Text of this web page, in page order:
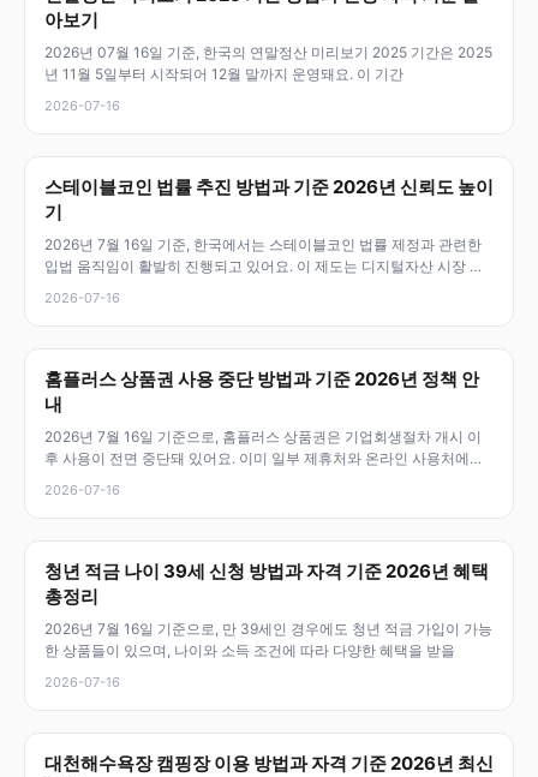
아보기
2026년 07월 16일 기준, 한국의 연말정산 미리보기 2025 기간은 2025
년 11월 5일부터 시작되어 12월 말까지 운영돼요. 이 기간
2026-07-16
스테이블코인 법률 추진 방법과 기준 2026년 신뢰도 높이
기
2026년 7월 16일 기준, 한국에서는 스테이블코인 법률 제정과 관련한
입법 움직임이 활발히 진행되고 있어요. 이 제도는 디지털자산 시장 안
2026-07-16
홈플러스 상품권 사용 중단 방법과 기준 2026년 정책 안
내
2026년 7월 16일 기준으로, 홈플러스 상품권은 기업회생절차 개시 이
후 사용이 전면 중단돼 있어요. 이미 일부 제휴처와 온라인 사용처에서
2026-07-16
청년 적금 나이 39세 신청 방법과 자격 기준 2026년 혜택
총정리
2026년 7월 16일 기준으로, 만 39세인 경우에도 청년 적금 가입이 가능
한 상품들이 있으며, 나이와 소득 조건에 따라 다양한 혜택을 받을
2026-07-16
대천해수욕장 캠핑장 이용 방법과 자격 기준 2026년 최신